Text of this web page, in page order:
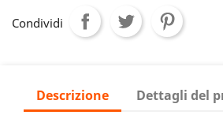
Condividi
Descrizione Dettagli del